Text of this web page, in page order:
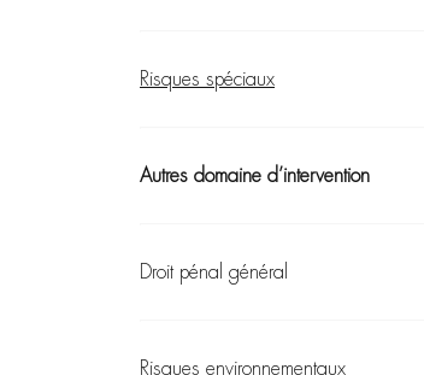
Risques spéciaux
Autres domaine d’intervention
Droit pénal général
Risques environnementaux